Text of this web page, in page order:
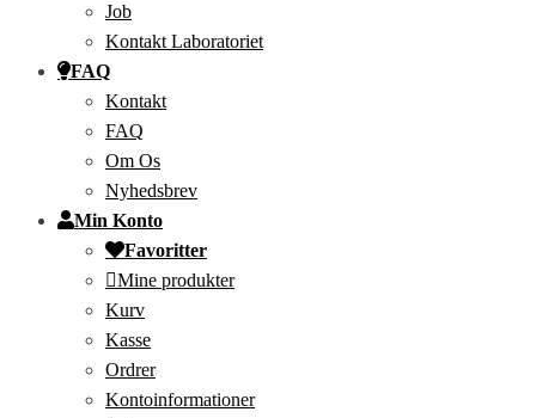
Job
Kontakt Laboratoriet
FAQ
Kontakt
FAQ
Om Os
Nyhedsbrev
Min Konto
Favoritter
Mine produkter
Kurv
Kasse
Ordrer
Kontoinformationer